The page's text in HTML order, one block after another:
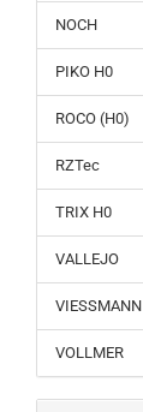
NOCH
PIKO H0
ROCO (H0)
RZTec
TRIX H0
VALLEJO
VIESSMANN
VOLLMER